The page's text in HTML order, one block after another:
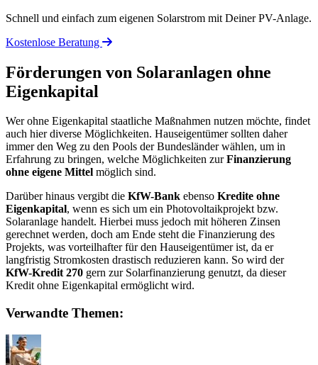
Schnell und einfach zum eigenen Solarstrom mit Deiner PV-Anlage.
Kostenlose Beratung
Förderungen von Solaranlagen ohne
Eigenkapital
Wer ohne Eigenkapital staatliche Maßnahmen nutzen möchte, findet
auch hier diverse Möglichkeiten. Hauseigentümer sollten daher
immer den Weg zu den Pools der Bundesländer wählen, um in
Erfahrung zu bringen, welche Möglichkeiten zurFinanzierung
ohne eigene Mittel möglich sind.
Darüber hinaus vergibt die KfW-Bank ebenso Kredite ohne
Eigenkapital, wenn es sich um ein Photovoltaikprojekt bzw.
Solaranlage handelt. Hierbei muss jedoch mit höheren Zinsen
gerechnet werden, doch am Ende steht die Finanzierung des
Projekts, was vorteilhafter für den Hauseigentümer ist, da er
langfristig Stromkosten drastisch reduzieren kann. So wird der
KfW-Kredit 270 gern zur Solarfinanzierung genutzt, da dieser
Kredit ohne Eigenkapital ermöglicht wird.
Verwandte Themen: